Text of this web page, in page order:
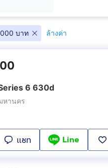
บาท ล้างค่า
6 630d
หานคร
แชท Line